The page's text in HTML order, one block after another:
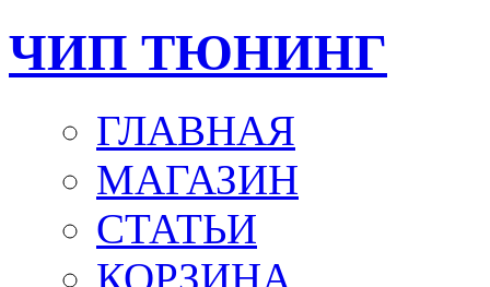
ЧИП ТЮНИНГ
ГЛАВНАЯ
МАГАЗИН
СТАТЬИ
КОРЗИНА